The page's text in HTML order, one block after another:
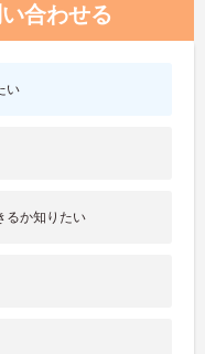
合わせる
い
るか知りたい